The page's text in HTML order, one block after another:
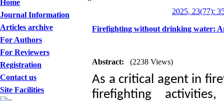
Home
Journal Information
Articles archive
For Authors
For Reviewers
Registration
Contact us
Site Facilities
2025, 23(77):
Firefighting without drinking water:
Abstract: (2238 Views)
As a critical agent in
firefighting